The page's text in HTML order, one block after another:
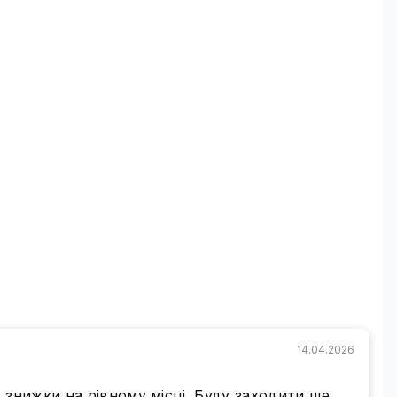
и устройства, необходимые для
скачать на официальном сайте компании
нужно контролировать, и задачами,
14.04.2026